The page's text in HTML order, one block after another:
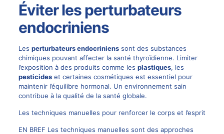
Éviter les perturbateurs
endocriniens
Les perturbateurs endocrinienssont des substances
chimiques pouvant affecter la santé thyroïdienne. Limiter
l’exposition à des produits comme les plastiques, les
pesticideset certaines cosmétiques est essentiel pour
maintenir l’équilibre hormonal. Un environnement sain
contribue à la qualité de la santé globale.
Les techniques manuelles pour renforcer le corps et l’esprit
EN BREF Les techniques manuelles sont des approches